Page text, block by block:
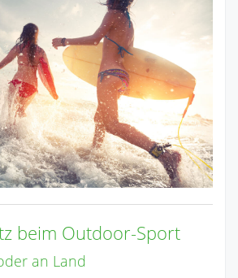
beim Outdoor-Sport
an Land